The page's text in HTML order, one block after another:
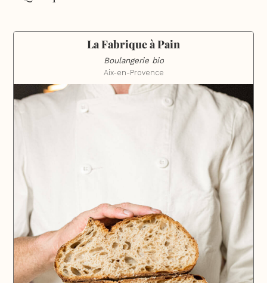
La Fabrique à Pain
Boulangerie bio
Aix-en-Provence